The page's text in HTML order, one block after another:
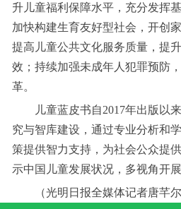
升儿童福利保障水平，充分发挥
加快构建生育友好型社会，开创
提高儿童公共文化服务质量，提
效；持续加强未成年人犯罪预防
革。
儿童蓝皮书自2017年出版以
究与智库建设，通过专业分析和
策提供智力支持，为社会公众提
示中国儿童发展状况，多视角开
（光明日报全媒体记者唐芊尔